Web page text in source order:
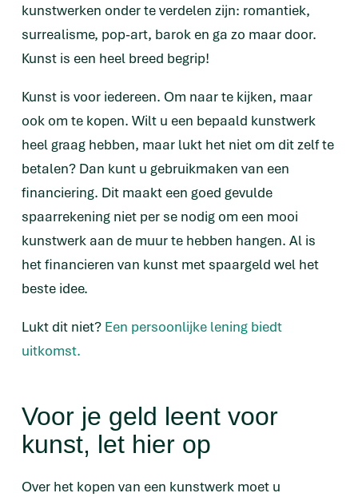
kunstwerken onder te verdelen zijn: romantiek,
surrealisme, pop-art, barok en ga zo maar door.
Kunst is een heel breed begrip!
Kunst is voor iedereen. Om naar te kijken, maar
ook om te kopen. Wilt u een bepaald kunstwerk
heel graag hebben, maar lukt het niet om dit zelf te
betalen? Dan kunt u gebruikmaken van een
financiering. Dit maakt een goed gevulde
spaarrekening niet per se nodig om een mooi
kunstwerk aan de muur te hebben hangen. Al is
het financieren van kunst met spaargeld wel het
beste idee.
Lukt dit niet? Een persoonlijke lening biedt
uitkomst.
Voor je geld leent voor
kunst, let hier op
Over het kopen van een kunstwerk moet u